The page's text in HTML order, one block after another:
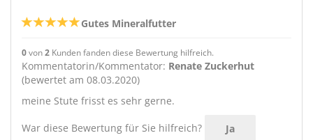
Gutes Mineralfutter
0von2 Kunden fanden diese Bewertung hilfreich.
Kommentatorin/Kommentator: Renate Zuckerhut
(bewertet am 08.03.2020)
meine Stute frisst es sehr gerne.
War diese Bewertung für Sie hilfreich? Ja